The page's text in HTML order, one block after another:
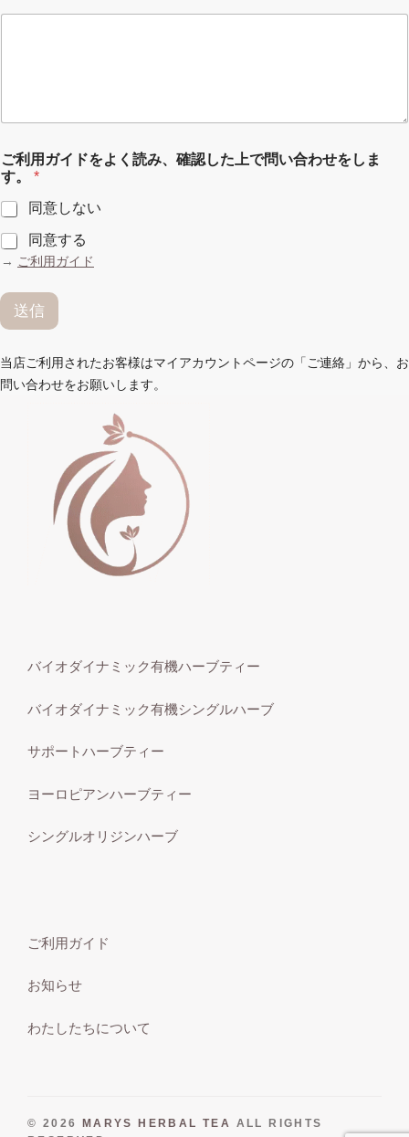
ご利用ガイドをよく読み、確認した上で問い合わせをしま
す。 *
同意しない
同意する
→ ご利用ガイド
送信
当店ご利用されたお客様はマイアカウントページの「ご連絡」から、お
問い合わせをお願いします。
バイオダイナミック有機ハーブティー
バイオダイナミック有機シングルハーブ
サポートハーブティー
ヨーロピアンハーブティー
シングルオリジンハーブ
ご利用ガイド
お知らせ
わたしたちについて
© 2026 MARYS HERBAL TEA ALL RIGHTS